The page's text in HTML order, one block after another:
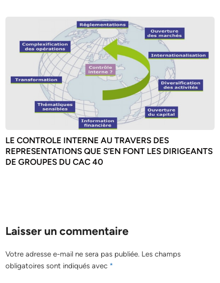
LE CONTROLE INTERNE AU TRAVERS DES
REPRESENTATIONS QUE S’EN FONT LES DIRIGEANTS
DE GROUPES DU CAC 40
Laisser un commentaire
Votre adresse e-mail ne sera pas publiée. Les champs
obligatoires sont indiqués avec *